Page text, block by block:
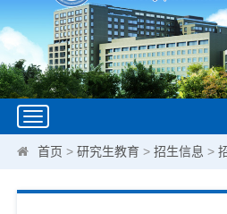
Toggle
navigation
首页 >研究生教育 >招生信息 >